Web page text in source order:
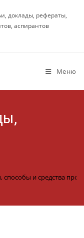
доклады, рефераты,
аспирантов
Меню
способы и средства